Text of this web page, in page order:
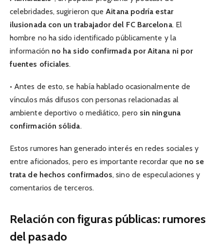
celebridades, sugirieron queAitana podría estar
ilusionada con un trabajador del FC Barcelona. El
hombre no ha sido identificado públicamente y la
información no ha sido confirmada por Aitana ni por
fuentes oficiales.
• Antes de esto, se había hablado ocasionalmente de
vínculos más difusos con personas relacionadas al
ambiente deportivo o mediático, pero sin ninguna
confirmación sólida.
Estos rumores han generado interés en redes sociales y
entre aficionados, pero es importante recordar que no se
trata de hechos confirmados, sino de especulaciones y
comentarios de terceros.
Relación con figuras públicas: rumores
del pasado